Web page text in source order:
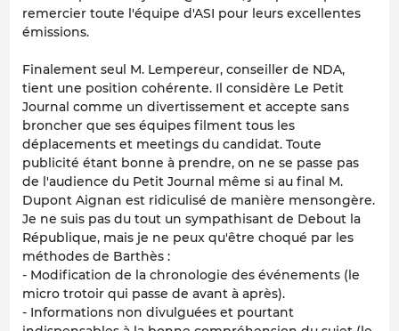
remercier toute l'équipe d'ASI pour leurs excellentes
émissions.
Finalement seul M. Lempereur, conseiller de NDA,
tient une position cohérente. Il considère Le Petit
Journal comme un divertissement et accepte sans
broncher que ses équipes filment tous les
déplacements et meetings du candidat. Toute
publicité étant bonne à prendre, on ne se passe pas
de l'audience du Petit Journal même si au final M.
Dupont Aignan est ridiculisé de manière mensongère.
Je ne suis pas du tout un sympathisant de Debout la
République, mais je ne peux qu'être choqué par les
méthodes de Barthès :
- Modification de la chronologie des événements (le
micro trotoir qui passe de avant à après).
- Informations non divulguées et pourtant